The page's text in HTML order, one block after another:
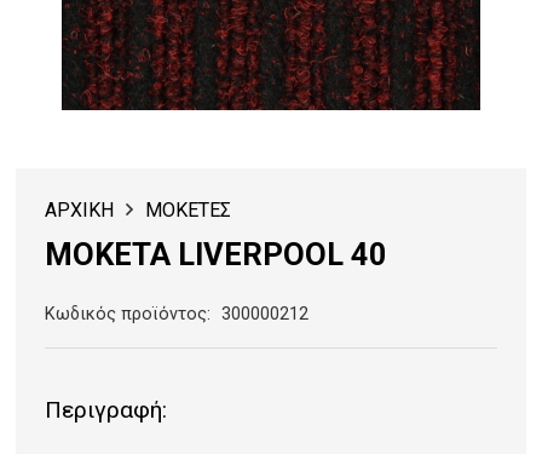
ΑΡΧΙΚΗ ΜΟΚΕΤΕΣ
ΜΟΚΕΤΑ LIVERPOOL 40
Κωδικός προϊόντος: 300000212
Περιγραφή: